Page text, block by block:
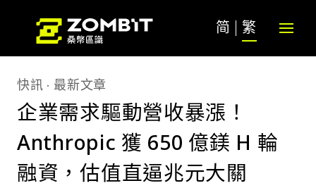
简 繁
快訊 最新文章
企業需求驅動營收暴漲！
Anthropic 獲 650 億鎂 H 輪
融資，估值直逼兆元大關